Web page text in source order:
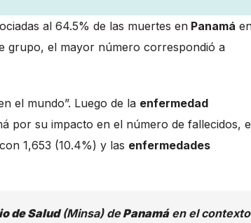
al 64.5% de las muertes en Panamá
grupo, el mayor número correspondió a
el mundo”. Luego de la enfermedad
por su impacto en el número de fallecidos,
1,653 (10.4%) y las enfermedades
de Salud(Minsa) dePanamáen el contexto